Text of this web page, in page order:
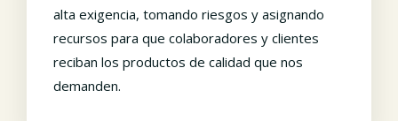
alta exigencia, tomando riesgos y asignando
recursos para que colaboradores y clientes
reciban los productos de calidad que nos
demanden.